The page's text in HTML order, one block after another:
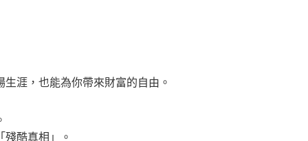
涯，也能為你帶來財富的自由。
酷真相」。